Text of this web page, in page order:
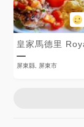
屏東縣, 屏東市